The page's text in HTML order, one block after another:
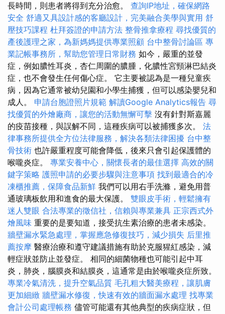
長時間，則患者將得到充分治愈。 查詢IP地址，確保網路
安全 舒適又具設計感的客廳設計，完美融合美學與實用 舒
壓技巧課程 杜拜簽證的申請方法 整骨推拿療程 尋找優質的
產後護理之家，為新媽媽提供專業照顧 台中整骨討論區 專
業記帳事務所，幫助您管理日常財務 如今，嚴重的並發
症，例如膿性耳炎，杏仁周圍的膿腫，化膿性宮頸淋巴結炎
症，也不會發生任何傷心症。 它主要被認為是一種兒童疾
病，因為它通常被幼兒園和小學生捕獲，但可以感染嬰兒和
成人。 申請台胞證照片規範 解讀Google Analytics報告 尋
找優質的外燴廠商，讓您的活動無懈可擊 沒有針對斯嘉麗
的疫苗接種，與誤解不同，這種疾病可以被捕獲多次。 法
律事務所提供全方位法律服務，解決各類法律困擾 台中整
骨技術 也許嚴重程度可能會降低，後來只會引起保護體的
喉嚨炎症。 專業安養中心，關懷長者的最佳選擇 高效的關
鍵字策略 護照申請的必要步驟與注意事項 找到最適合的冷
凍櫃推薦，保障食品新鮮 我們可以用右手洗滌，避免用普
通玻璃板飲用和進食的最大保護。 雙眼皮手術，輕鬆擁有
迷人雙眼 合法專業的徵信社，信賴與專業兼具 正宗西式外
燴風味 重要的是要知道，接受抗生素治療的患者未感染。
牆壁漏水緊急處理，掌握應急修復技巧，減少損失 后里推
薦按摩 醫療治療和遵守建議措施有助於克服猩紅感染，減
輕症狀並防止並發症。 相同的細菌物種也可能引起中耳
炎，肺炎，腦膜炎和結膜炎，這通常是由於喉嚨炎症所致。
專業冷氣清洗，提升空氣品質 毛孔粗大醫美療程，讓肌膚
更加細緻 牆壁漏水修復，快速有效的牆面漏水處理 找專業
會計公司處理帳務 儘管可能還有其他典型的疾病症狀，但